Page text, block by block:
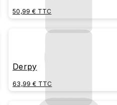
50,99 € TTC
Derpy
63,99 € TTC